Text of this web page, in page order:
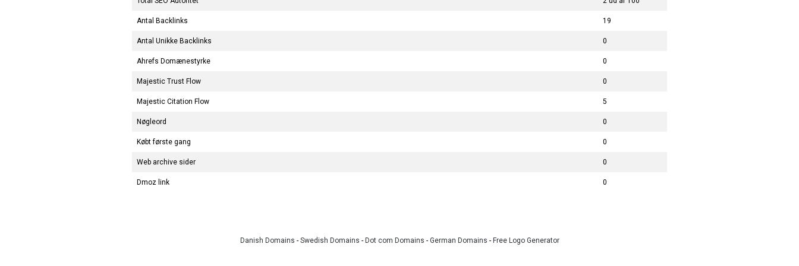
Antal Backlinks 19
Antal Unikke Backlinks 0
Ahrefs Domænestyrke 0
Majestic Trust Flow 0
Majestic Citation Flow 5
Nøgleord 0
Købt første gang 0
Web archive sider 0
Dmoz link 0
Danish Domains - Swedish Domains - Dot com Domains - German Domains - Free Logo Generator